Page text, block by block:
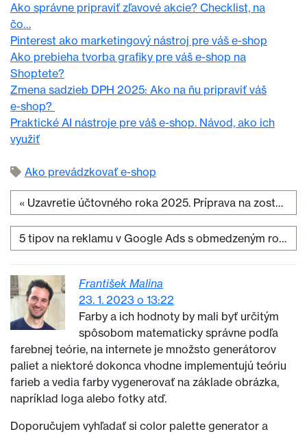
Ako správne pripraviť zľavové akcie? Checklist, na
čo…
Pinterest ako marketingový nástroj pre váš e-shop
Ako prebieha tvorba grafiky pre váš e-shop na
Shoptete?
Zmena sadzieb DPH 2025: Ako na ňu pripraviť váš
e-shop?
Praktické AI nástroje pre váš e-shop. Návod, ako ich
využiť
Ako prevádzkovať e-shop
Navigácia v článku
« Uzavretie účtovného roka 2025. Príprava na zostavenie účtovnej závierky
5 tipov na reklamu v Google Ads s obmedzeným rozpočtom
František Malina
23. 1. 2023 o 13:22
Farby a ich hodnoty by mali byť určitým
spôsobom matematicky správne podľa
farebnej teórie, na internete je množsto generátorov
paliet a niektoré dokonca vhodne implementujú teóriu
farieb a vedia farby vygenerovať na základe obrázka,
napríklad loga alebo fotky atď.
Doporučujem vyhľadať si color palette generator a